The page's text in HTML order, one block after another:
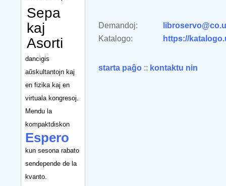
Sepa
kaj
Asorti
dancigis
aŭskultantojn kaj
en fizika kaj en
virtuala kongresoj.
Mendu la
kompaktdiskon
Espero
kun sesona rabato
sendepende de la
kvanto.
Demandoj:
Katalogo:
https://
starta paĝo :: kontaktu nin